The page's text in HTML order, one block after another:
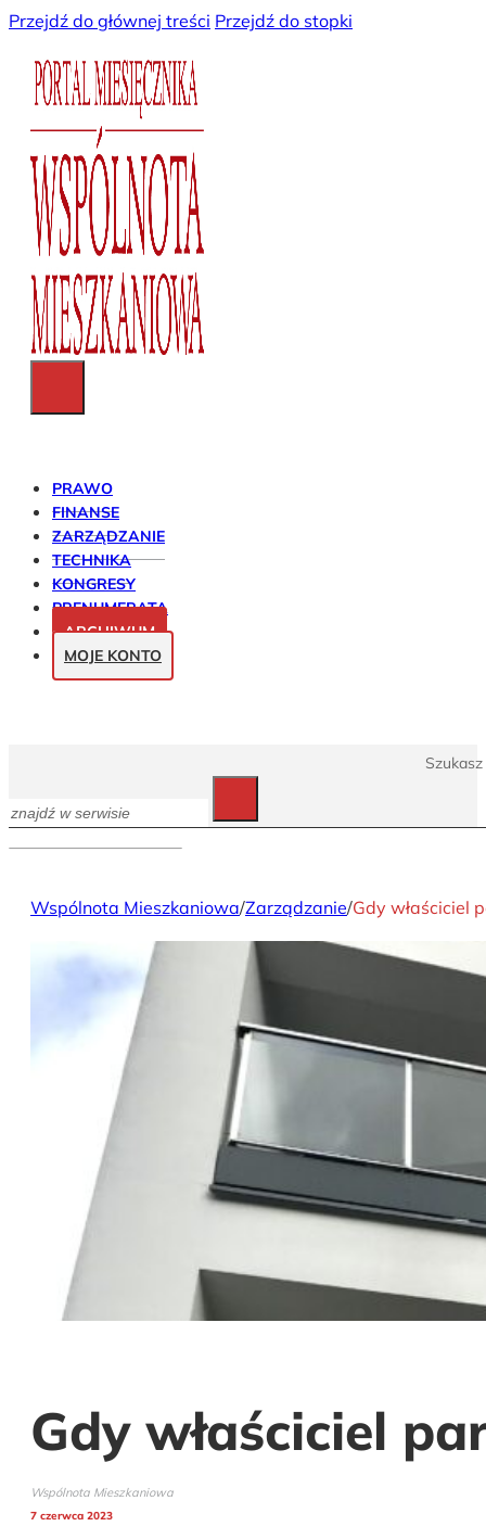
Przejdź do głównej treści Przejdź do stopki
PRAWO
FINANSE
ZARZĄDZANIE
TECHNIKA
KONGRESY
PRENUMERATA
ARCHIWUM
MOJE KONTO
Wspólnota Mieszkaniowa/Zarządzanie/Gdy właściciel
Gdy właściciel
Wspólnota Mieszkaniowa
7 czerwca 2023